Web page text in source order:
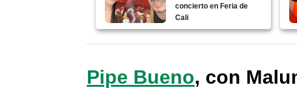
concierto en Feria de
Cali
Pipe Bueno, con